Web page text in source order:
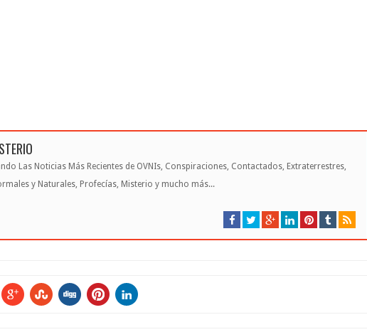
Las Noticias Más Recientes de OVNIs, Conspiraciones, Contactados, Extraterrestres,
y Naturales, Profecías, Misterio y mucho más...